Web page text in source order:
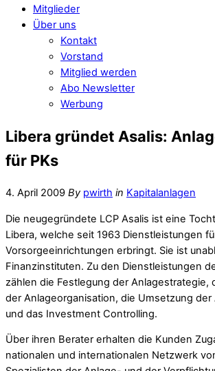
Mitglieder
Über uns
Kontakt
Vorstand
Mitglied werden
Abo Newsletter
Werbung
Libera gründet Asalis:
für PKs
4. April 2009 By pwirth in Kapitalanlagen
Die neugegründete LCP Asalis ist eine
Libera, welche seit 1963 Dienstleistungen
Vorsorgeeinrichtungen erbringt. Sie ist
Finanzinstituten. Zu den Dienstleistungen
zählen die Festlegung der Anlagestrategie,
der Anlageorganisation, die Umsetzung der
und das Investment Controlling.
Über ihren Berater erhalten die Kunden
nationalen und internationalen Netzwerk